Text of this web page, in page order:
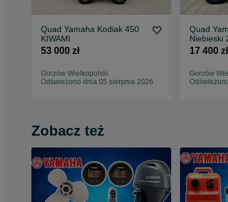
Quad Yamaha Kodiak 450
KIWAMI
53 000 zł
Gorzów Wielkopolski
Odświeżono dnia 05 sierpnia 2026
Quad
Niebieski
Od Ręki
17 400 zł
Gorzów
Zobacz też